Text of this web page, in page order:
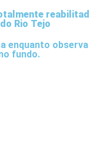
Rio Tejo
enquanto
fundo.